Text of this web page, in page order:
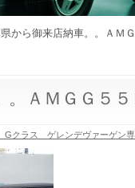
から御来店納車。。ＡＭ
。ＡＭＧＧ５
クラス ゲレンデヴァーゲン専